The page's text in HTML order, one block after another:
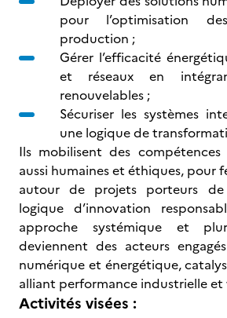
pour l’optimisation
production ;
Gérer l’efficacité
et réseaux en
renouvelables ;
Sécuriser les systèmes
une logique de
Ils mobilisent des compétences
aussi humaines et éthiques, pour
autour de projets porteurs
logique d’innovation
approche systémique et
deviennent des acteurs
numérique et énergétique,
alliant performance industrielle et
Activités visées :